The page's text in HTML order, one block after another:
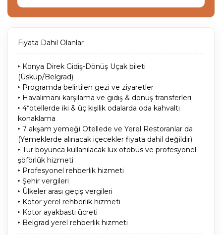
Fiyata Dahil Olanlar
‣ Konya Direk Gidiş-Dönüş Uçak bileti
(Üsküp/Belgrad)
‣ Programda belirtilen gezi ve ziyaretler
‣ Havalimanı karşılama ve gidiş & dönüş transferleri
‣ 4*otellerde iki & üç kişilik odalarda oda kahvaltı
konaklama
‣ 7 akşam yemeği Otellede ve Yerel Restoranlar da
(Yemeklerde alınacak içecekler fiyata dahil değildir).
‣ Tur boyunca kullanılacak lüx otobüs ve profesyonel
şöförlük hizmeti
‣ Profesyonel rehberlik hizmeti
‣ Şehir vergileri
‣ Ülkeler arası geçiş vergileri
‣ Kotor yerel rehberlik hizmeti
‣ Kotor ayakbastı ücreti
‣ Belgrad yerel rehberlik hizmeti